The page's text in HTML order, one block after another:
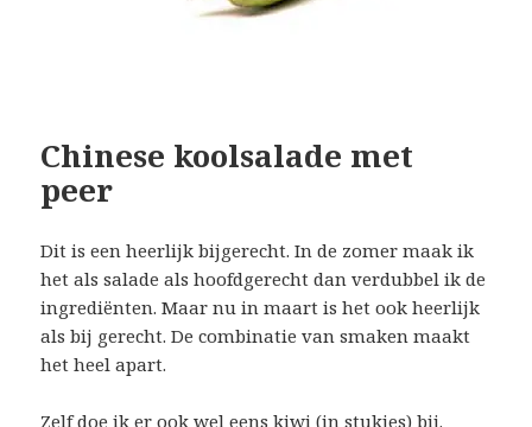
Chinese koolsalade met
peer
Dit is een heerlijk bijgerecht. In de zomer maak ik
het als salade als hoofdgerecht dan verdubbel ik de
ingrediënten. Maar nu in maart is het ook heerlijk
als bij gerecht. De combinatie van smaken maakt
het heel apart.
Zelf doe ik er ook wel eens kiwi (in stukjes) bij.